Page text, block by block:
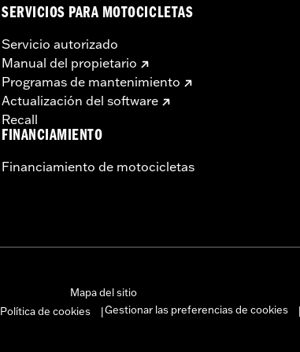
SERVICIOS PARA MOTOCICLETAS
Servicio autorizado
Manual del propietario
Programas de mantenimiento
Actualización del software
Recall
FINANCIAMIENTO
Financiamiento de motocicletas
Mapa del sitio
Política de cookies Gestionar las preferencias de cookies